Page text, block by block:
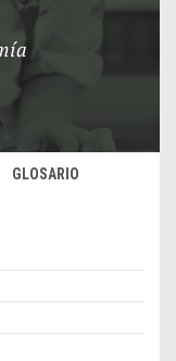
GLOSARIO